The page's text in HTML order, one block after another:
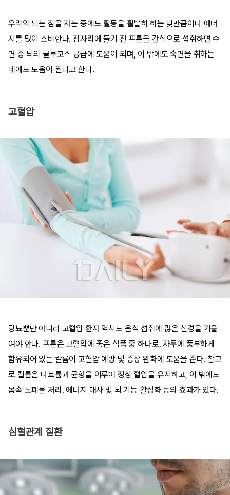
우리의 뇌는 잠을 자는 중에도 활동을 활발히 하는 낮만큼이나 에너
지를 많이 소비한다. 잠자리에 들기 전 프룬을 간식으로 섭취하면 수
면 중 뇌의 글루코스 공급에 도움이 되며, 이 밖에도 숙면을 취하는
데에도 도움이 된다고 한다.
고혈압
당뇨뿐만 아니라 고혈압 환자 역시도 음식 섭취에 많은 신경을 기울
여야 한다. 프룬은 고혈압에 좋은 식품 중 하나로, 자두에 풍부하게
함유되어 있는 칼륨이 고혈압 예방 및 증상 완화에 도움을 준다. 참고
로 칼륨은 나트륨과 균형을 이루어 정상 혈압을 유지하고, 이 밖에도
몸속 노폐물 처리, 에너지 대사 및 뇌 기능 활성화 등의 효과가 있다.
심혈관계 질환